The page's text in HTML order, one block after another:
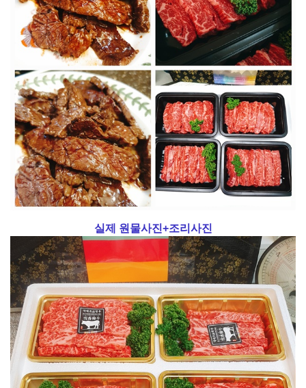
실제 원물사진+조리사진